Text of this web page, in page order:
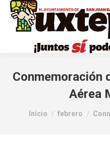
Conmemoración
Aérea
Estás aquí:
Inicio febrero